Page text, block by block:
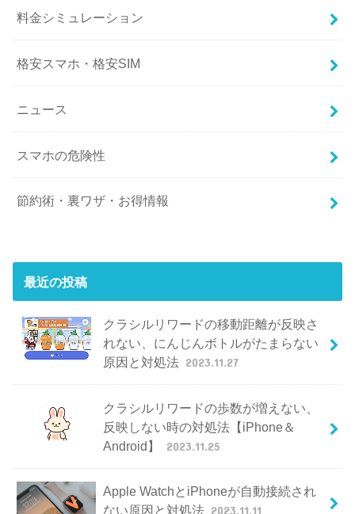
料金シミュレーション
格安スマホ・格安SIM
ニュース
スマホの危険性
節約術・裏ワザ・お得情報
最近の投稿
クラシルリワードの移動距離が反映さ
れない、にんじんボトルがたまらない
原因と対処法 2023.11.27
クラシルリワードの歩数が増えない、
反映しない時の対処法【iPhone＆
Android】
2023.11.25
Apple WatchとiPhoneが自動接続され
ない原因と対処法 2023.11.11